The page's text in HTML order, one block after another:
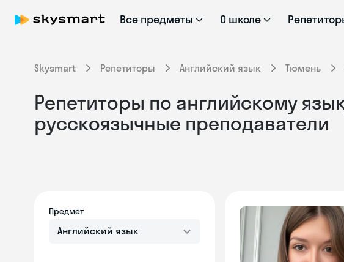
Все предметы О школе
Skysmart Репетиторы Английский язык Тюмень
Репетиторы по английскому
русскоязычные преподаватели
Предмет
Английский язык